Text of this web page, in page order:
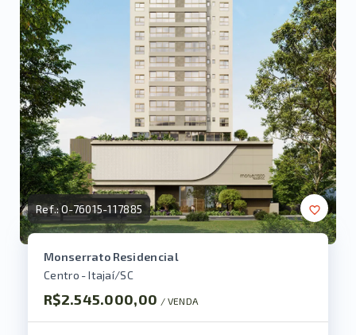
Ref.:O-76015-117885
Monserrato Residencial
Centro - Itajaí/SC
R$2.545.000,00 / VENDA